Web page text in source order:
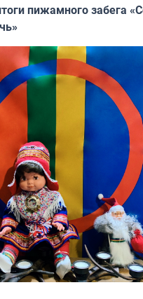
пижамного забега